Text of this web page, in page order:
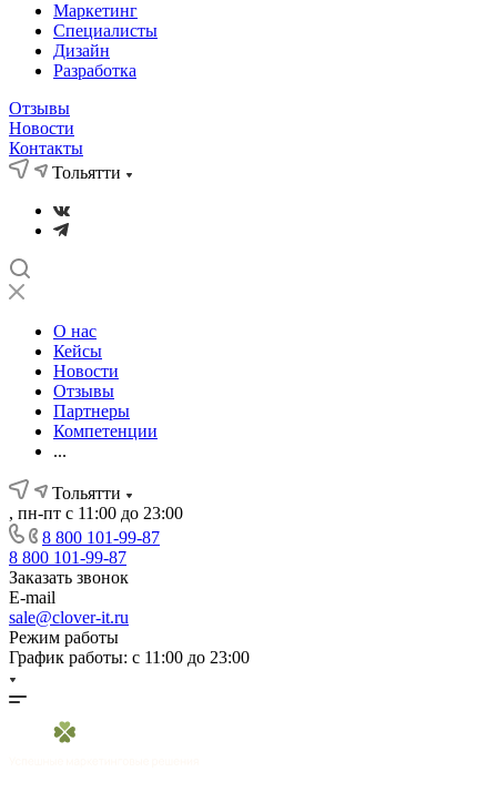
Маркетинг
Специалисты
Дизайн
Разработка
Отзывы
Новости
Контакты
Тольятти
О нас
Кейсы
Новости
Отзывы
Партнеры
Компетенции
...
Тольятти
, пн-пт с 11:00 до 23:00
8 800 101-99-87
8 800 101-99-87
Заказать звонок
E-mail
sale@clover-it.ru
Режим работы
График работы: с 11:00 до 23:00